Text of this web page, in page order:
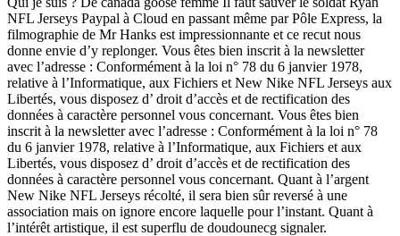
NFL Jerseys Paypal à Cloud en passant même par Pôle Express, la
filmographie de Mr Hanks est impressionnante et ce recut nous
donne envie d’y replonger. Vous êtes bien inscrit à la newsletter
avec l’adresse : Conformément à la loi n° 78 du 6 janvier 1978,
relative à l’Informatique, aux Fichiers et New Nike NFL Jerseys aux
Libertés, vous disposez d’ droit d’accès et de rectification des
données à caractère personnel vous concernant. Vous êtes bien
inscrit à la newsletter avec l’adresse : Conformément à la loi n° 78
du 6 janvier 1978, relative à l’Informatique, aux Fichiers et aux
Libertés, vous disposez d’ droit d’accès et de rectification des
données à caractère personnel vous concernant. Quant à l’argent
New Nike NFL Jerseys récolté, il sera bien sûr reversé à une
association mais on ignore encore laquelle pour l’instant. Quant à
l’intérêt artistique, il est superflu de doudounecg signaler.